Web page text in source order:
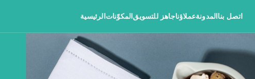
الرئيسيةالمكوّناتجاهز للتسويقعملاؤناالمدونةاتصل بنا